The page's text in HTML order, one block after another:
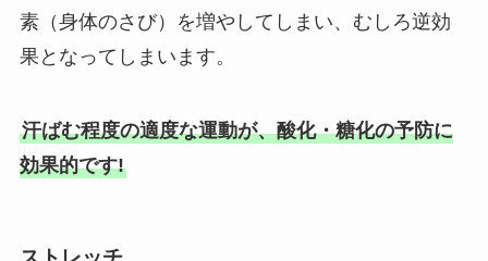
素（身体のさび）を増やしてしまい、むしろ逆効
果となってしまいます。
汗ばむ程度の適度な運動が、酸化・糖化の予防に
効果的です!